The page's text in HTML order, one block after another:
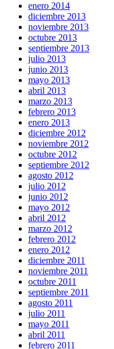
enero 2014
diciembre 2013
noviembre 2013
octubre 2013
septiembre 2013
julio 2013
junio 2013
mayo 2013
abril 2013
marzo 2013
febrero 2013
enero 2013
diciembre 2012
noviembre 2012
octubre 2012
septiembre 2012
agosto 2012
julio 2012
junio 2012
mayo 2012
abril 2012
marzo 2012
febrero 2012
enero 2012
diciembre 2011
noviembre 2011
octubre 2011
septiembre 2011
agosto 2011
julio 2011
mayo 2011
abril 2011
febrero 2011